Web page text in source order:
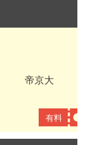
帝京大
有料